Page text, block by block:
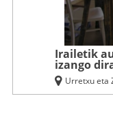
Irailetik
izango
Urretxu eta